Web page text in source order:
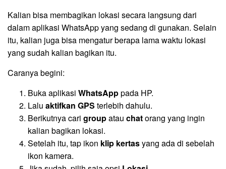
Kalian bisa membagikan lokasi secara langsung dari
dalam aplikasi WhatsApp yang sedang di gunakan. Selain
itu, kalian juga bisa mengatur berapa lama waktu lokasi
yang sudah kalian bagikan itu.
Caranya begini:
Buka aplikasi WhatsApppada HP.
Lalu aktifkan GPS terlebih dahulu.
Berikutnya cari groupatau chatorang yang ingin
kalian bagikan lokasi.
Setelah itu, tap ikon klip kertasyang ada di sebelah
ikon kamera.